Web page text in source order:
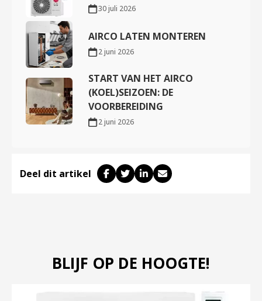
30 juli 2026
AIRCO LATEN MONTEREN
2 juni 2026
START VAN HET AIRCO
(KOEL)SEIZOEN: DE
VOORBEREIDING
2 juni 2026
Deel dit artikel
BLIJF OP DE HOOGTE!